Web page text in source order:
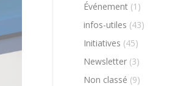
Événement (1)
infos-utiles (43)
Initiatives (45)
Newsletter (3)
Non classé (9)